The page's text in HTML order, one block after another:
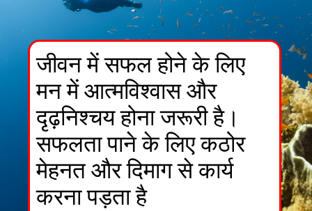
जीवन में सफल होने के लिए
मन में आत्मविश्वास और
दृढ़निश्चय होना जरूरी है।
सफलता पाने के लिए कठोर
मेहनत और दिमाग से कार्य
करना पड़ता है